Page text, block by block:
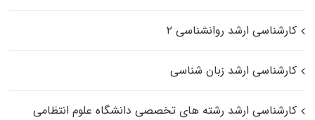
کارشناسی ارشد روانشناسی ۲
کارشناسی ارشد زبان شناسی
کارشناسی ارشد رﺷﺘﻪ ﻫﺎی تخصصی داﻧﺸﮕﺎه ﻋﻠﻮم انتظامی